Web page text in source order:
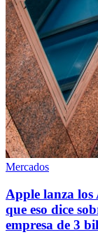
Mercados
Apple lanza
que eso dice
empresa de 3